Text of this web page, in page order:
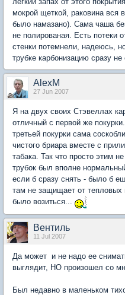
мокрой щеткой, раковина вся
было намазано). Сама чаша
не полированая. Есть потеки
стенки потемнели, надеюсь,
трубке карбонизацию сразу
AlexM
27 Jun 2007
Я на двух своих Стэвеллах
отличный с первой же
третьей покурки сама
чистого бриара вместе с
табака. Так что просто этим
трубок был вполне
если б сразу снять - было б
там не защищает от тепловых
было возиться...
Вентиль
11 Jul 2007
Да может и не надо ее
выглядит, НО произошел со
Был недавно в маленьком